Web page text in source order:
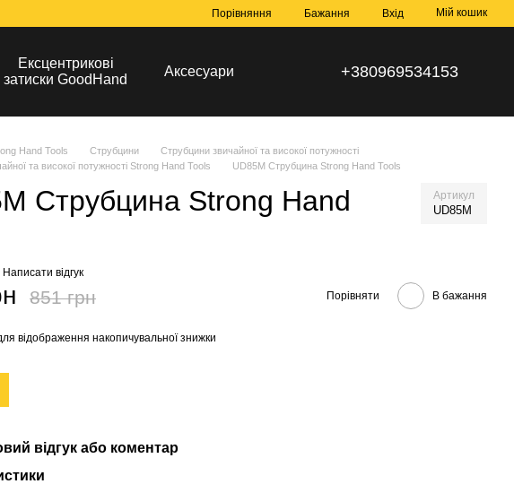
Порівняння Бажання Вхід Мій кошик
Ексцентрикові
затиски GoodHand
Аксесуари +380969534153
Hand Tools Струбцини
Струбцини звичайної та високої потужності
та високої потужності Strong Hand Tools
UD85М Струбцина Strong Hand Tools
Струбцина Strong Hand
Артикул
UD85М
Написати відгук
851 грн Порівняти В бажання
відображення накопичувальної знижки
відгук або коментар